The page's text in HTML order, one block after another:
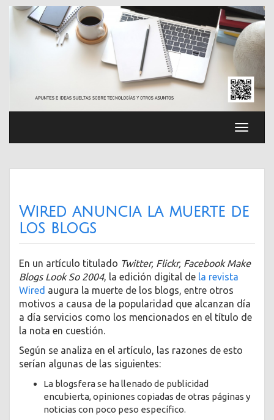
Saltar
contenido
Wired anuncia la muerte de
los blogs
En un artículo titulado Twitter, Flickr, Facebook Make
Blogs Look So 2004, la edición digital de la revista
Wired augura la muerte de los blogs, entre otros
motivos a causa de la popularidad que alcanzan día
a día servicios como los mencionados en el título de
la nota en cuestión.
Según se analiza en el artículo, las razones de esto
serían algunas de las siguientes:
La blogsfera se ha llenado de publicidad
encubierta, opiniones copiadas de otras páginas y
noticias con poco peso específico.